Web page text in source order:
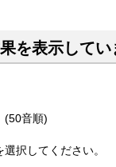
を表示してい
(50音順)
択してください。